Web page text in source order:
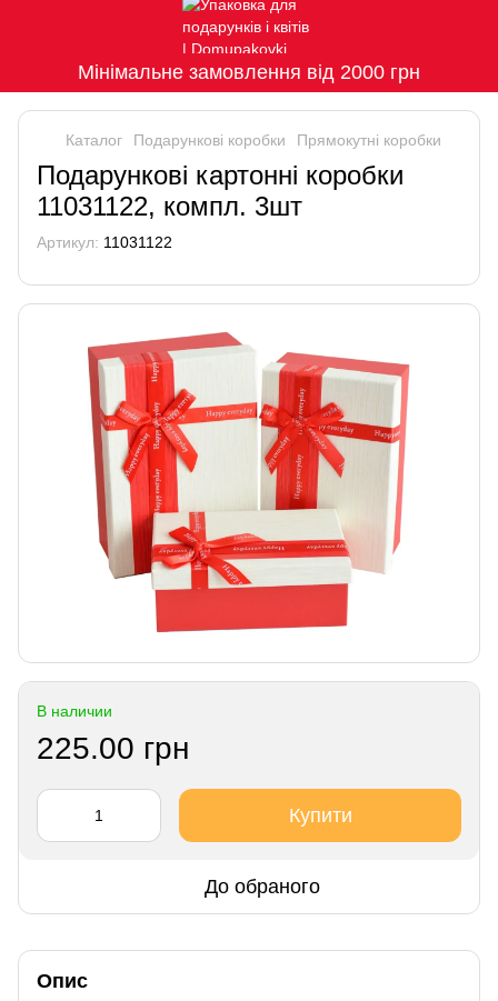
Мінімальне замовлення від 2000 грн
Каталог Подарункові коробки Прямокутні коробки
Подарункові картонні коробки
11031122, компл. 3шт
Артикул: 11031122
В наличии
225.00 грн
Купити
До обраного
Опис